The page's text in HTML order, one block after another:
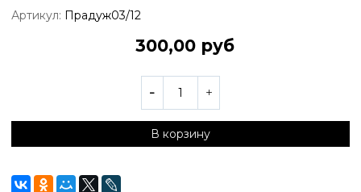
Артикул: Прадуж03/12
300,00 руб
В корзину